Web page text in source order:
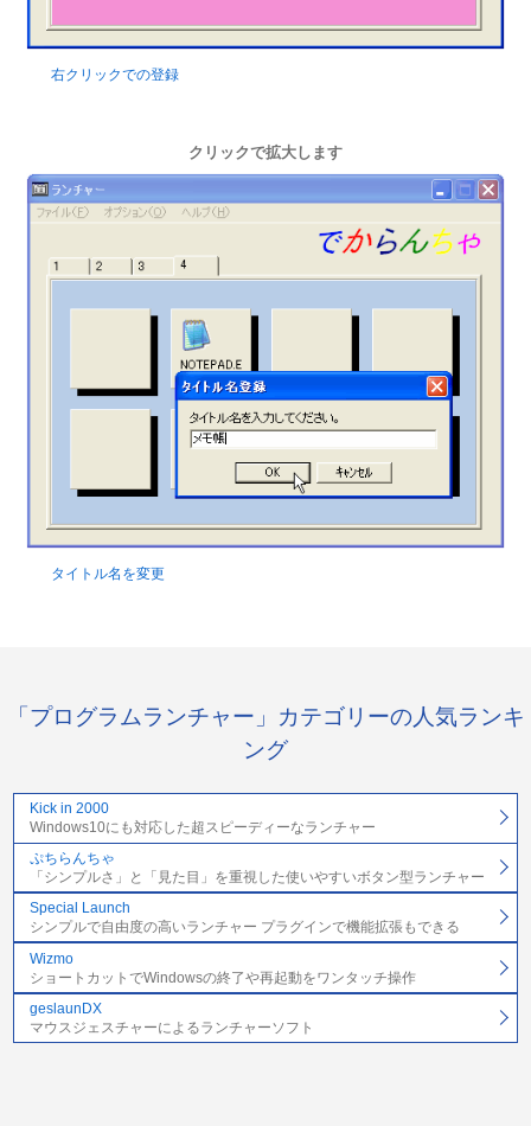
右クリックでの登録
クリックで拡大します
タイトル名を変更
「プログラムランチャー」カテゴリーの人気ランキ
ング
Kick in 2000
Windows10にも対応した超スピーディーなランチャー
ぷちらんちゃ
「シンプルさ」と「見た目」を重視した使いやすいボタン型ランチャー
Special Launch
シンプルで自由度の高いランチャー プラグインで機能拡張もできる
Wizmo
ショートカットでWindowsの終了や再起動をワンタッチ操作
geslaunDX
マウスジェスチャーによるランチャーソフト